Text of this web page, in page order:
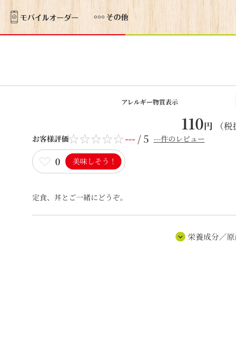
アレルギー物質表示
110円 （税
お客様評価 --- / 5 ---件のレビュー
0 美味しそう！
定食、丼とご一緒にどうぞ。
栄養成分／